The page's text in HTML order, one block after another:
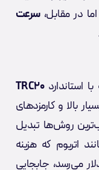
در مقابل،سرعت
استانداردTRC20
بالا و کارمزدهای
روش‌ها تبدیل
اتریوم که هزینه
می‌رسد، جابجایی